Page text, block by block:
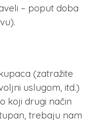
– poput doba
(zatražite
uslugom, itd.)
koji drugi način
trebaju nam